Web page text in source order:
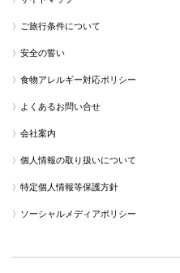
ご旅行条件について
安全の誓い
食物アレルギー対応ポリシー
よくあるお問い合せ
会社案内
個人情報の取り扱いについて
特定個人情報等保護方針
ソーシャルメディアポリシー